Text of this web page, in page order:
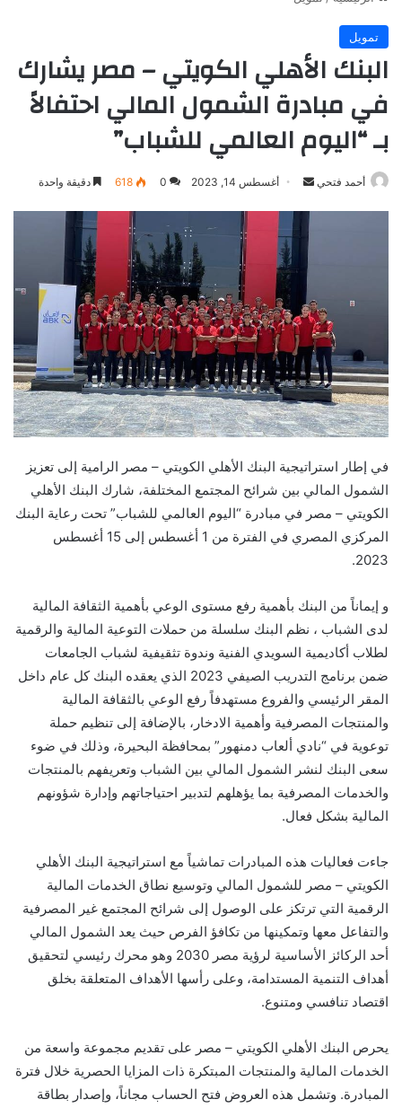
تمويل
البنك الأهلي الكويتي – مصر يشارك
في مبادرة الشمول المالي احتفالاً
بـ “اليوم العالمي للشباب”
أحمد فتحي
أرسل
إلكترونيا
أغسطس 14, 2023 0
618 دقيقة واحدة
في إطار استراتيجية البنك الأهلي الكويتي – مصر الرامية إلى تعزيز
الشمول المالي بين شرائح المجتمع المختلفة، شارك البنك الأهلي
الكويتي – مصر في مبادرة “اليوم العالمي للشباب” تحت رعاية البنك
المركزي المصري في الفترة من 1 أغسطس إلى 15 أغسطس
2023.
و إيماناً من البنك بأهمية رفع مستوى الوعي بأهمية الثقافة المالية
لدى الشباب ، نظم البنك سلسلة من حملات التوعية المالية والرقمية
لطلاب أكاديمية السويدي الفنية وندوة تثقيفية لشباب الجامعات
ضمن برنامج التدريب الصيفي 2023 الذي يعقده البنك كل عام داخل
المقر الرئيسي والفروع مستهدفاً رفع الوعي بالثقافة المالية
والمنتجات المصرفية وأهمية الادخار، بالإضافة إلى تنظيم حملة
توعوية في “نادي ألعاب دمنهور” بمحافظة البحيرة، وذلك في ضوء
سعى البنك لنشر الشمول المالي بين الشباب وتعريفهم بالمنتجات
والخدمات المصرفية بما يؤهلهم لتدبير احتياجاتهم وإدارة شؤونهم
المالية بشكل فعال.
جاءت فعاليات هذه المبادرات تماشياً مع استراتيجية البنك الأهلي
الكويتي – مصر للشمول المالي وتوسيع نطاق الخدمات المالية
الرقمية التي ترتكز على الوصول إلى شرائح المجتمع غير المصرفية
والتفاعل معها وتمكينها من تكافؤ الفرص حيث يعد الشمول المالي
أحد الركائز الأساسية لرؤية مصر 2030 وهو محرك رئيسي لتحقيق
أهداف التنمية المستدامة، وعلى رأسها الأهداف المتعلقة بخلق
اقتصاد تنافسي ومتنوع.
يحرص البنك الأهلي الكويتي – مصر على تقديم مجموعة واسعة من
الخدمات المالية والمنتجات المبتكرة ذات المزايا الحصرية خلال فترة
المبادرة. وتشمل هذه العروض فتح الحساب مجاناً، وإصدار بطاقة